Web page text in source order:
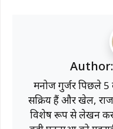
Author:
मनोज गुर्जर पिछले 5
सक्रिय हैं और खेल,
विशेष रूप से लेखन